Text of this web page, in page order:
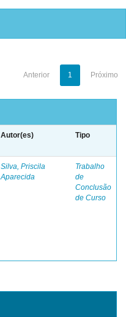
Anterior 1 Próximo
Autor(es) Tipo
Silva, Priscila
Aparecida
Trabalho
de
Conclusão
de Curso